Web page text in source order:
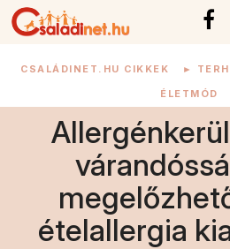
CSALÁDINET.HU CIKKEK ►
ÉLETMÓD
ételallergia